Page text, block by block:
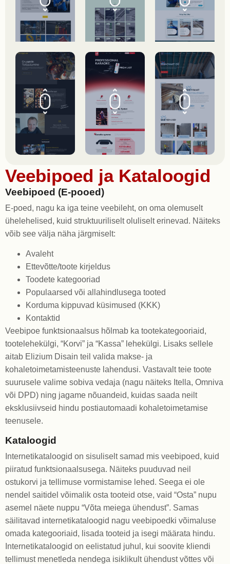
Veebipoed ja Kataloogid
Veebipoed (E-pooed)
E-poed, nagu ka iga teine ​​veebileht, on oma olemuselt
ühelehelised, kuid struktuuriliselt oluliselt erinevad. Näiteks
võib see välja näha järgmiselt:
Avaleht
Ettevõtte/toote kirjeldus
Toodete kategooriad
Populaarsed või allahindlusega tooted
Korduma kippuvad küsimused (KKK)
Kontaktid
Veebipoe funktsionaalsus hõlmab ka tootekategooriaid,
tootelehekülgi, “Korvi” ja “Kassa” lehekülgi. Lisaks sellele
aitab Elizium Disain teil valida makse- ja
kohaletoimetamisteenuste lahendusi. Vastavalt teie toote
suurusele valime sobiva vedaja (nagu näiteks Itella, Omniva
või DPD) ning jagame nõuandeid, kuidas saada neilt
eksklusiivseid hindu postiautomaadi kohaletoimetamise
teenusele.
Kataloogid
Internetikataloogid on sisuliselt samad mis veebipoed, kuid
piiratud funktsionaalsusega. Näiteks puuduvad neil
ostukorvi ja tellimuse vormistamise lehed. Seega ei ole
nendel saitidel võimalik osta tooteid otse, vaid “Osta” nupu
asemel näete nuppu “Võta meiega ühendust”. Samas
säilitavad internetikataloogid nagu veebipoedki võimaluse
omada kategooriaid, lisada tooteid ja isegi määrata hindu.
Internetikataloogid on eelistatud juhul, kui soovite kliendi
tellimust menetleda nendega isiklikult ühendust võttes või